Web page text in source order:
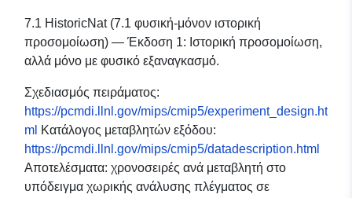
7.1 HistoricNat (7.1 φυσική-μόνον ιστορική
προσομοίωση) — Έκδοση 1: Ιστορική προσομοίωση,
αλλά μόνο με φυσικό εξαναγκασμό.
Σχεδιασμός πειράματος:
https://pcmdi.llnl.gov/mips/cmip5/experiment_design.ht
ml Κατάλογος μεταβλητών εξόδου:
https://pcmdi.llnl.gov/mips/cmip5/datadescription.html
Αποτελέσματα: χρονοσειρές ανά μεταβλητή στο
υπόδειγμα χωρικής ανάλυσης πλέγματος σε